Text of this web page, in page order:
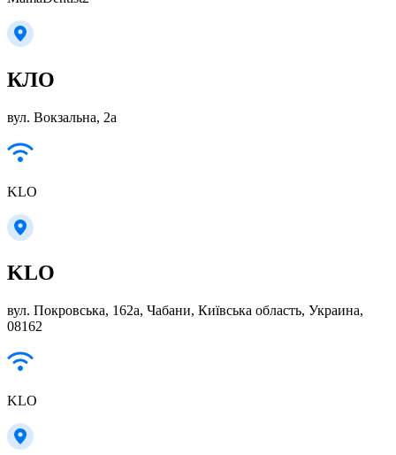
КЛО
вул. Вокзальна, 2а
KLO
KLO
вул. Покровська, 162а, Чабани, Київська область, Украина,
08162
KLO